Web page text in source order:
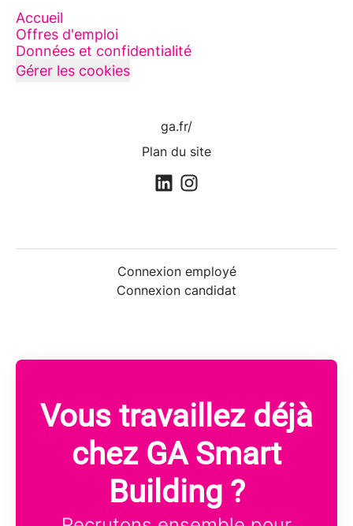
Accueil
Offres d'emploi
Données et confidentialité
Gérer les cookies
ga.fr/
Plan du site
Connexion employé
Connexion candidat
Vous travaillez déjà
chez GA Smart
Building ?